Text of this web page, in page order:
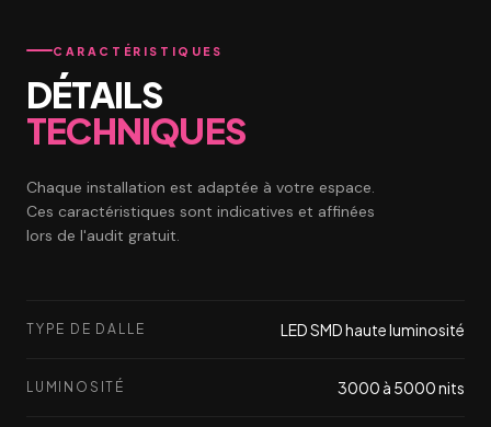
CARACTÉRISTIQUES
DÉTAILS
TECHNIQUES
Chaque installation est adaptée à votre espace.
Ces caractéristiques sont indicatives et affinées
lors de l'audit gratuit.
TYPE DE DALLE LED SMD haute luminosité
LUMINOSITÉ 3000 à 5000 nits